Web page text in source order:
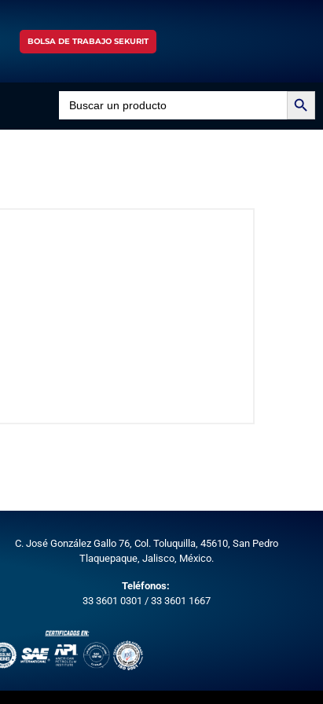
BOLSA DE TRABAJO SEKURIT
Search
for:
Search Button
C. José González Gallo 76, Col. Toluquilla, 45610,San Pedro
Tlaquepaque, Jalisco, México.
Teléfonos:
33 3601 0301 /33 3601 1667